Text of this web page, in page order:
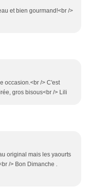
et bien gourmand!<br />
occasion.<br /> C'est
gros bisous<br /> Lili
original mais les yaourts
/> Bon Dimanche .